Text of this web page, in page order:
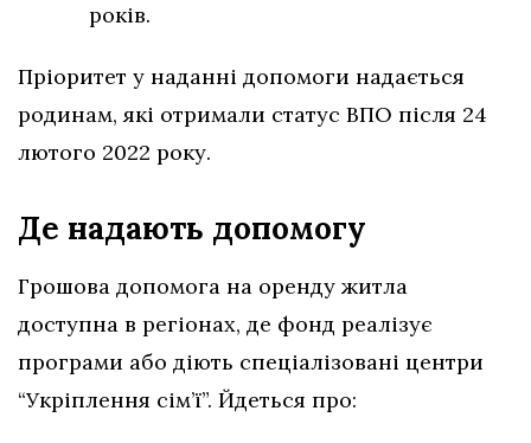
років.
Пріоритет у наданні допомоги надається
родинам, які отримали статус ВПО після 24
лютого 2022 року.
Де надають допомогу
Грошова допомога на оренду житла
доступна в регіонах, де фонд реалізує
програми або діють спеціалізовані центри
“Укріплення сім’ї”. Йдеться про: